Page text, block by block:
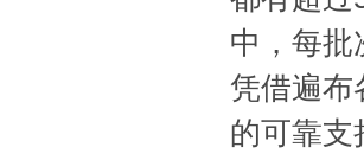
中，每批
凭借遍布
的可靠支